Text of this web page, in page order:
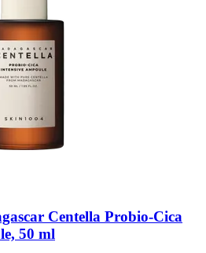
Centella Probio-​Cica
50 ml